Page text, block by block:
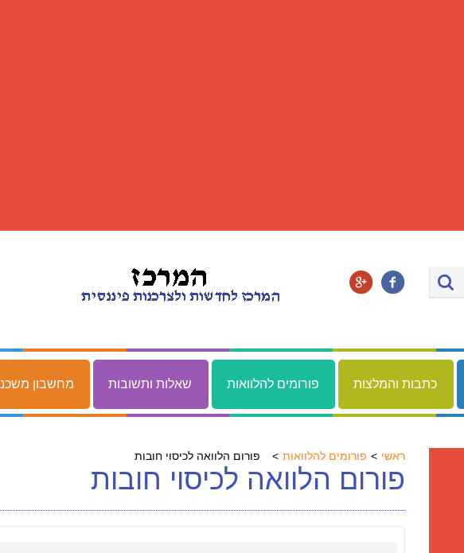
כתבות והמלצות פורומים להלוואות שאלות ותשובות מחשבון
ראשי פורומים להלוואות פורום הלוואה לכיסוי חובות
פורום הלוואה לכיסוי חובות